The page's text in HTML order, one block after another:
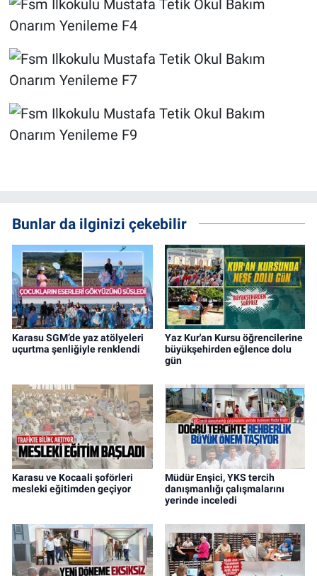
Bunlar da ilginizi çekebilir
Karasu SGM’de yaz atölyeleri
uçurtma şenliğiyle renklendi
Yaz Kur'an Kursu öğrencilerine
büyükşehirden eğlence dolu
gün
Karasu ve Kocaali şoförleri
mesleki eğitimden geçiyor
Müdür Enşici, YKS tercih
danışmanlığı çalışmalarını
yerinde inceledi